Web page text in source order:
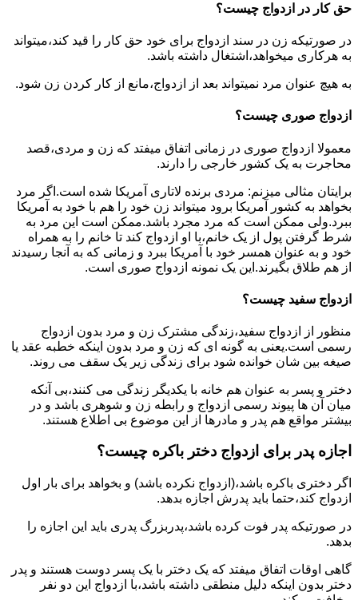
حق کار در ازدواج چیست؟
در صورتیکه زن در سند ازدواج برای خود حق کار را قید کند،میتواند
به هرکاری میخواهد،اشتغال داشته باشد.
به هیچ عنوان مرد نمیتواند بعد از ازدواج،مانع از کار کردن زن شود.
ازدواج صوری چیست؟
معمولا ازدواج صوری در زمانی اتفاق میفتد که زن و مردی،قصد
محاجرت به یک کشور خارجی را دارند.
برایتان مثالی میزنم: مردی برنده لاتاری آمریکا شده است.اگر مرد
بخواهد به کشور آمریکا برود میتواند زن خود را هم با خود به آمریکا
ببرد.ولی ممکن است که مرد مجرد باشد.ممکن است این مرد به
شرط گرفتن پول از یک خانم،با او ازدواج کند تا خانم را به همراه
خود و به عنوان همسر خود با آمریکا ببرد و زمانی که به آنجا رسیدند
از هم طلاق بگیرند.این یک نمونه ازدواج صوری است.
ازدواج سفید چیست؟
منظور از ازدواج سفید،زندگی مشترک زن و مرد بدون ازدواج
رسمی است.یعنی به گونه ای که زن و مرد بدون اینکه خطبه عقد یا
صیغه بین شان خوانده شود برای زندگی زیر یک سقف می روند.
دختر و پسر به عنوان هم خانه با یکدیگر زندگی می کنند،بی آنکه
میان آن ها پیوند رسمی ازدواج و رابطه زن و شوهری باشد و در
بیشتر مواقع هم پدر و مادرها از این موضوع بی اطلاع هستند.
اجازه پدر برای ازدواج دختر باکره چیست؟
اگر دختری باکره باشد،(ازدواج نکرده باشد) و بخواهد برای بار اول
ازدواج کند،حتما باید پدرش اجازه بدهد.
در صورتیکه پدر فوت کرده باشد،پدربزرگ پدری باید این اجازه را
بدهد.
گاهی اوقات اتفاق میفتد که یک دختر با یک پسر دوست هستند و پدر
دختر بدون اینکه دلیل منطقی داشته باشد،با ازدواج این دو نفر